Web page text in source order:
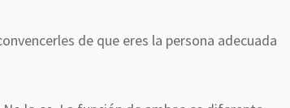
de que eres la persona adecuada